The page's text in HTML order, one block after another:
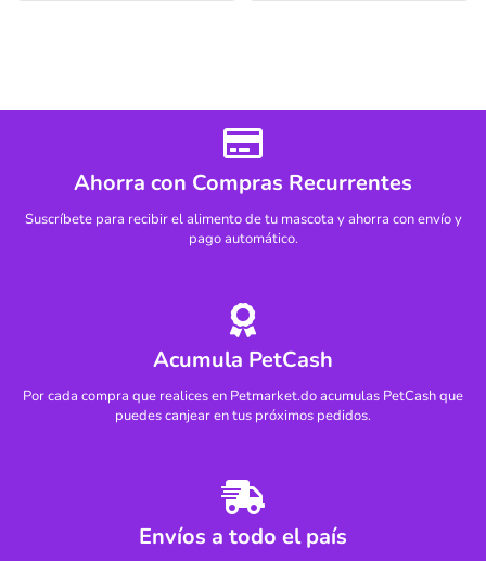
Ahorra con Compras Recurrentes
Suscríbete para recibir el alimento de tu mascota y ahorra con envío y
pago automático.
Acumula PetCash
Por cada compra que realices en Petmarket.do acumulas PetCash que
puedes canjear en tus próximos pedidos.
Envíos a todo el país